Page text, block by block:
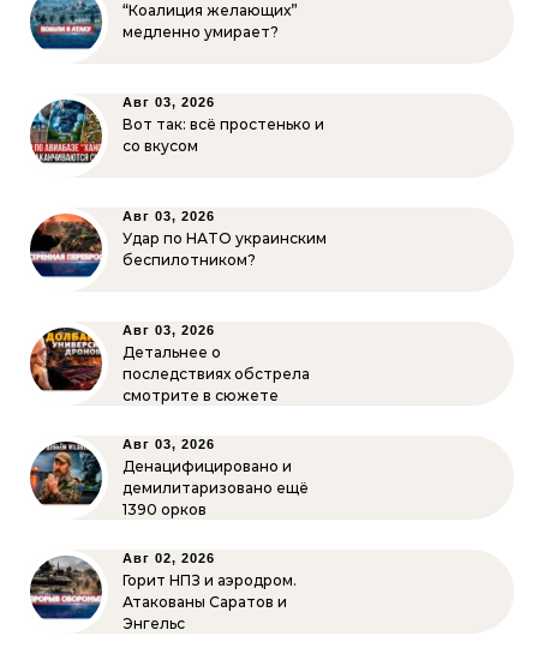
“Коалиция желающих”
медленно умирает?
Авг 03, 2026
Вот так: всё простенько и
со вкусом
Авг 03, 2026
Удар по НАТО украинским
беспилотником?
Авг 03, 2026
Детальнее о
последствиях обстрела
смотрите в сюжете
Авг 03, 2026
Денацифицировано и
демилитаризовано ещё
1390 орков
Авг 02, 2026
Горит НПЗ и аэродром.
Атакованы Саратов и
Энгельс